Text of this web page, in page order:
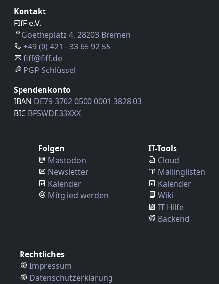
Kontakt
FIfF e.V.
Goetheplatz 4, 28203 Bremen
+49 (0) 421 - 33 65 92 55
fiff@fiff.de
PGP-Schlüssel
Spendenkonto
IBAN DE79 3702 0500 0001 3828 03
BIC BFSWDE33XXX
Folgen
Mastodon
Newsletter
Kalender
Mitglied werden
IT-Tools
Cloud
Mailinglisten
Kalender
Wiki
IT Hilfe
Backend
Rechtliches
Impressum
Datenschutzerklärung